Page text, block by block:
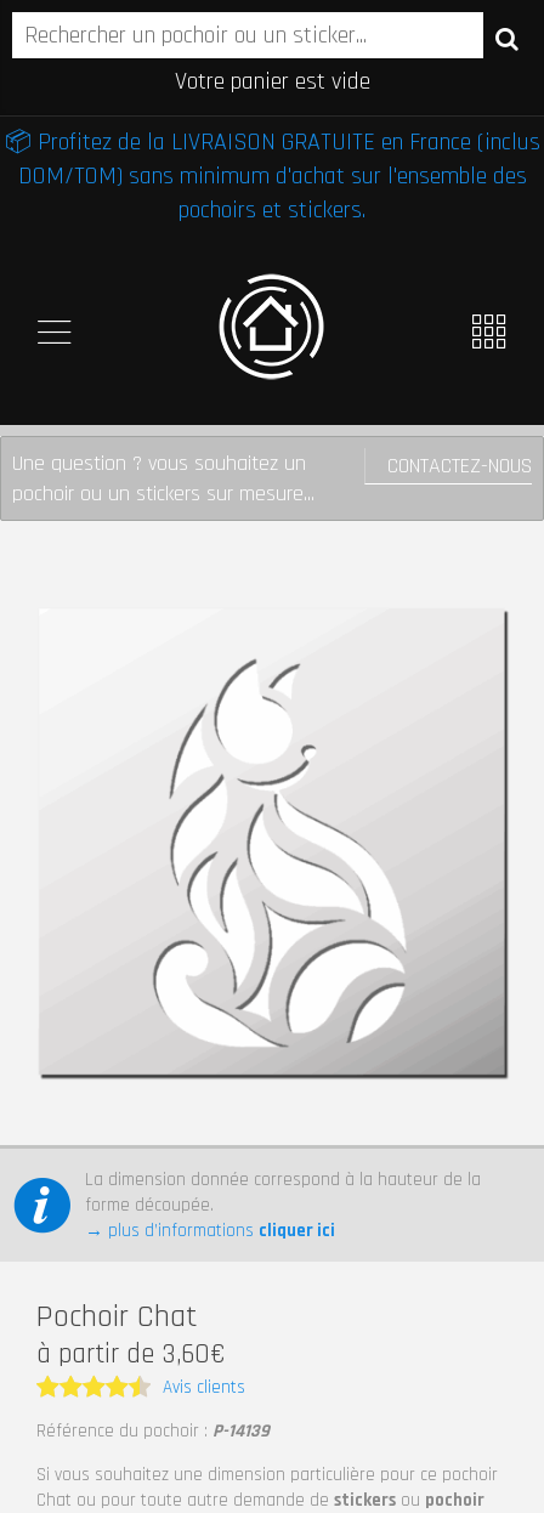
Votre panier est vide
📦 Profitez de la LIVRAISON GRATUITE en France (inclus
DOM/TOM) sans minimum d'achat sur l'ensemble des
pochoirs et stickers.
CONTACTEZ-NOUS
Une question ? vous souhaitez un
pochoir ou un stickers sur mesure...
La dimension donnée correspond à la hauteur de la
forme découpée.
→ plus d’informations cliquer ici
Pochoir Chat
à partir de 3,60€
Note4.5
Avis clients
Référence du pochoir : P-14139
Si vous souhaitez une dimension particulière pour ce pochoir
Chat ou pour toute autre demande de stickers ou pochoir